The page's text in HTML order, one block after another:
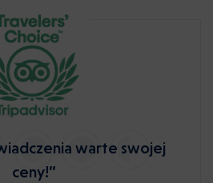
warte swojej
ceny!”